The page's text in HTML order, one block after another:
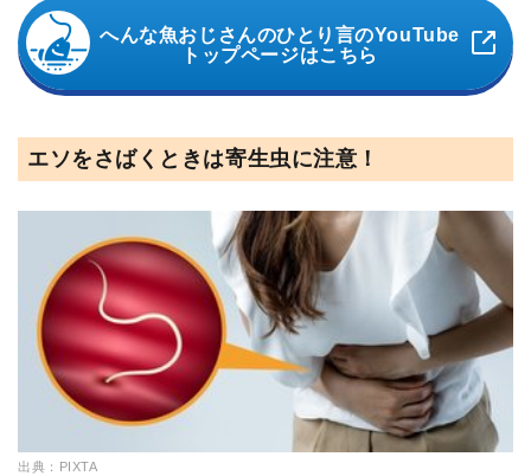
へんな魚おじさんのひとり言のYouTube
トップページはこちら
エソをさばくときは寄生虫に注意！
出典：PIXTA